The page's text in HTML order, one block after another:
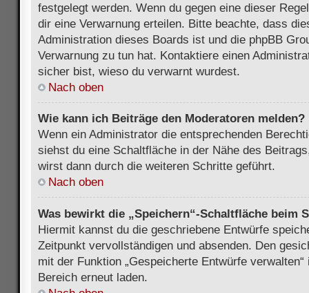
festgelegt werden. Wenn du gegen eine dieser
dir eine Verwarnung erteilen. Bitte beachte, dass
Administration dieses Boards ist und die phpBB
Verwarnung zu tun hat. Kontaktiere einen
sicher bist, wieso du verwarnt wurdest.
Nach oben
Wie kann ich Beiträge den Moderatoren melden?
Wenn ein Administrator die entsprechenden
siehst du eine Schaltfläche in der Nähe des
wirst dann durch die weiteren Schritte geführt.
Nach oben
Was bewirkt die „Speichern“-Schaltfläche beim
Hiermit kannst du die geschriebene Entwürfe
Zeitpunkt vervollständigen und absenden. Den
mit der Funktion „Gespeicherte Entwürfe
Bereich erneut laden.